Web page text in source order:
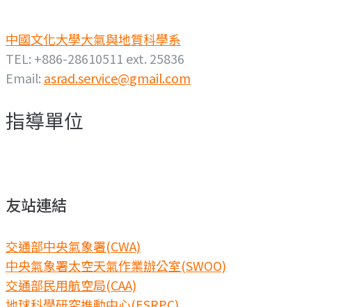
中國文化大學大氣與地質科學系
TEL: +886-28610511 ext. 25836
Email: asrad.service@gmail.com
指導單位
友站連結
交通部中央氣象署(CWA)
中央氣象署太空天氣作業辦公室(SWOO)
交通部民用航空局(CAA)